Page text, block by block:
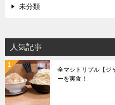
未分類
人気記事
全マシトリプル【ジ
ーを実食！